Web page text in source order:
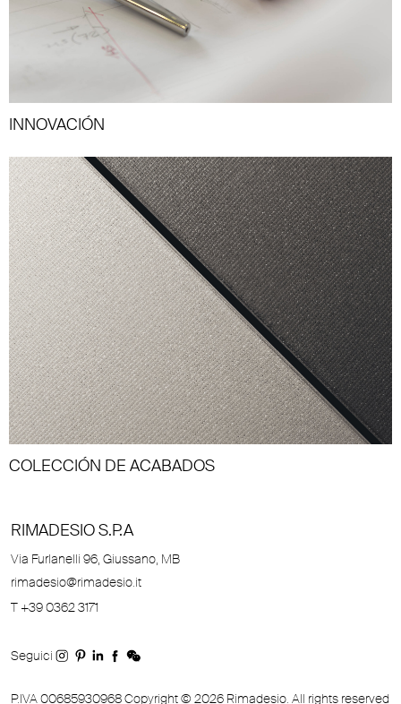
INNOVACIÓN
COLECCIÓN DE ACABADOS
RIMADESIO S.P.A
Via Furlanelli 96, Giussano, MB
rimadesio@rimadesio.it
T +39 0362 3171
Seguici
P.IVA 00685930968 Copyright © 2026 Rimadesio. All rights reserved